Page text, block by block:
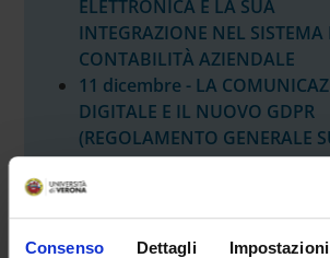
Consenso Dettagli
ELETTRONICA E LA SUA
INTEGRAZIONE NEL SISTEMA
CONTABILITÀ AZIENDALE
11 dicembre - LA
DIGITALE E IL NUOVO GDPR
(REGOLAMENTO GENERALE
PROTEZIONE DEI DATI)
14 dicembre - SICUREZZA
INFORMATICA: I RISCHI CHE
CORRONO E COME